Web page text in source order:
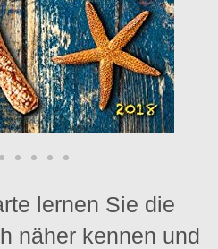
lernen Sie die
näher kennen und